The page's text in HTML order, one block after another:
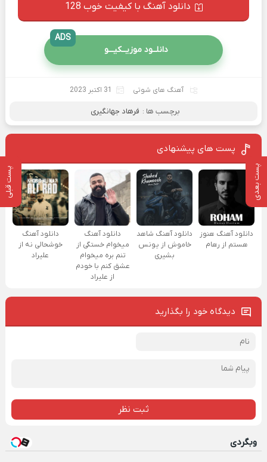
پست بعدی پست قبلی
دانلود آهنگ با کیفیت خوب 128
دانلــود موزیــکیـــو
ADS
آهنگ های شوتی 31 اکتبر 2023
برچسب ها : فرهاد جهانگیری
پست های پیشنهادی
دانلود آهنگ هنوز
هستم از رهام
دانلود آهنگ شاهد
خاموش از یونس
بشیری
دانلود آهنگ
میخوام خستگی از
تنم بره میخوام
عشق کنم با خودم
از علیراد
دانلود آهنگ
خوشحالی نه از
علیراد
دیدگاه خود را بگذارید
ثبت نظر
وبگردی